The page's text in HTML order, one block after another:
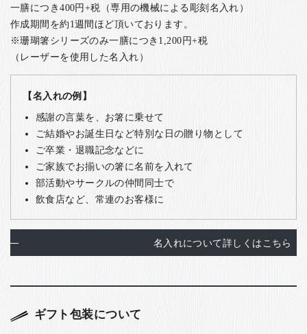
一膳につき400円+税（専用の機械による彫刻名入れ）
作成期間を約1週間ほど頂いております。
※珊瑚箸シリーズのみ一膳につき1,200円+税
（レーザーを使用した名入れ）
【名入れの例】
感謝の言葉を、お箸に乗せて
ご結婚やお誕生日など特別な日の贈り物として
ご卒業・退職記念などに
ご家族でお揃いの箸に名前を入れて
部活動やサークルの仲間同士で
飲食店など、常連のお客様に
名入れについて詳しくはこちら
ギフト包装について